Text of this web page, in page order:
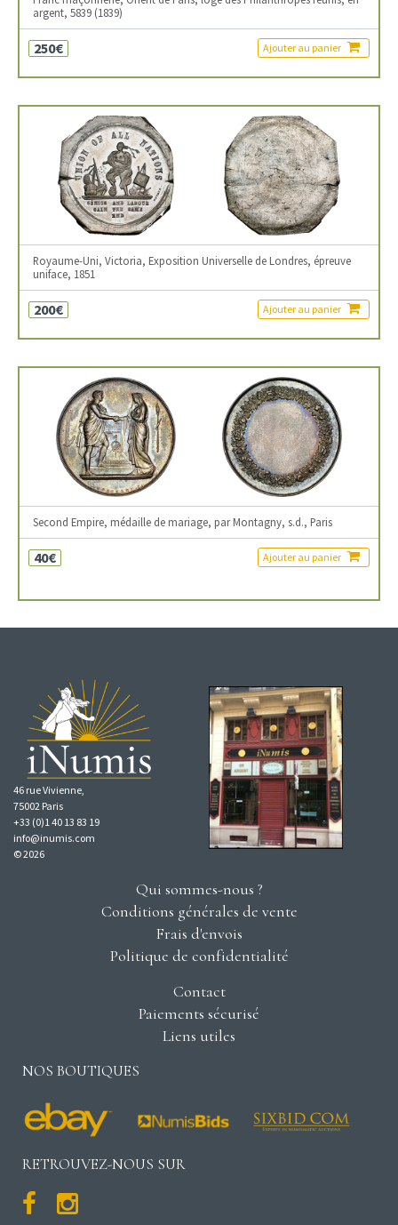
argent, 5839 (1839)
250€ Ajouter au panier
Royaume-Uni, Victoria, Exposition Universelle de Londres, épreuve
uniface, 1851
200€ Ajouter au panier
Second Empire, médaille de mariage, par Montagny, s.d., Paris
40€ Ajouter au panier
46 rue Vivienne,
75002 Paris
+33 (0)1 40 13 83 19
info@inumis.com
© 2026
Qui sommes-nous ?
Conditions générales de vente
Frais d'envois
Politique de confidentialité
Contact
Paiements sécurisé
Liens utiles
NOS BOUTIQUES
RETROUVEZ-NOUS SUR